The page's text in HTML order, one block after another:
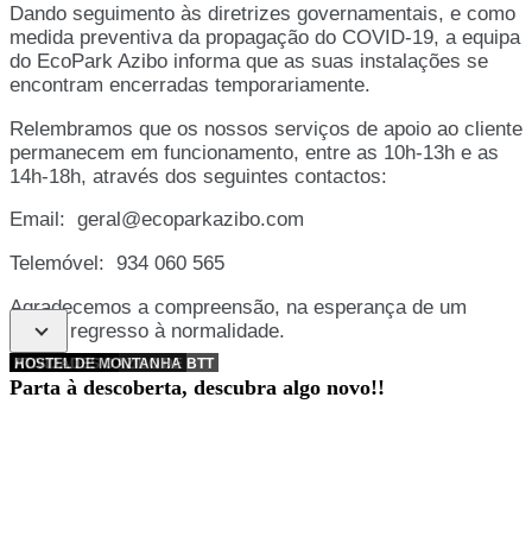
Dando seguimento às diretrizes governamentais, e como
medida preventiva da propagação do COVID-19, a equipa
do EcoPark Azibo informa que as suas instalações se
encontram encerradas temporariamente.
Relembramos que os nossos serviços de apoio ao cliente
permanecem em funcionamento, entre as 10h-13h e as
14h-18h, através dos seguintes contactos:
Email: geral@ecoparkazibo.com
Telemóvel: 934 060 565
Agradecemos a compreensão, na esperança de um
rápido regresso à normalidade.
DESCUBRA O AZIBO DE BTT
ALOJAMENTO
ATIVIDADES
HOSTEL DE MONTANHA
Parta à descoberta, descubra algo novo!!